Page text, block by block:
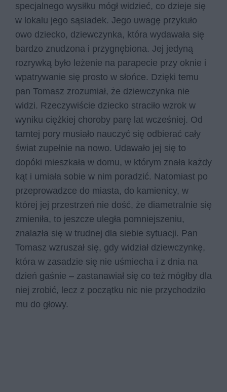
specjalnego wysiłku mógł widzieć, co dzieje się
w lokalu jego sąsiadek. Jego uwagę przykuło
owo dziecko, dziewczynka, która wydawała się
bardzo znudzona i przygnębiona. Jej jedyną
rozrywką było leżenie na parapecie przy oknie i
wpatrywanie się prosto w słońce. Dzięki temu
pan Tomasz zrozumiał, że dziewczynka nie
widzi. Rzeczywiście dziecko straciło wzrok w
wyniku ciężkiej choroby parę lat wcześniej. Od
tamtej pory musiało nauczyć się odbierać cały
świat zupełnie na nowo. Udawało jej się to
dopóki mieszkała w domu, w którym znała każdy
kąt i umiała sobie w nim poradzić. Natomiast po
przeprowadzce do miasta, do kamienicy, w
której jej przestrzeń nie dość, że diametralnie się
zmieniła, to jeszcze uległa pomniejszeniu,
znalazła się w trudnej dla siebie sytuacji. Pan
Tomasz wzruszał się, gdy widział dziewczynkę,
która w zasadzie się nie uśmiecha i z dnia na
dzień gaśnie – zastanawiał się co też mógłby dla
niej zrobić, lecz z początku nic nie przychodziło
mu do głowy.